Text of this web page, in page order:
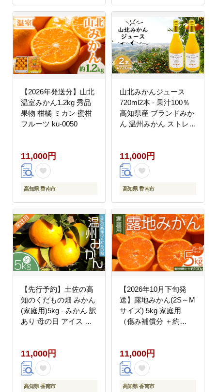
【2026年発送分】山北
温室みかん1.2kg 秀品
果物 柑橘 ミカン 蜜柑
フルーツ ku-0050
11,000円
高知県 香南市
山北みかんジュース
720ml2本 - 果汁100％
高知県産 ブランドみか
ん 温州みかん ストレー
0074
11,000円
高知県 香南市
【先行予約】土佐の高
知のくだもの畑 みかん
(家庭用)5kg - みかん 訳
あり 母の日 アイス み
11,000円
高知県 香南市
【2026年10月下旬発
送】露地みかん(2S～M
サイズ) 5kg 家庭用
（傷み補償分 ＋約
11,000円
高知県 香南市